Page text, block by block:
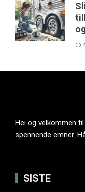
Hei og velkommen
spennende emner.
.
SISTE